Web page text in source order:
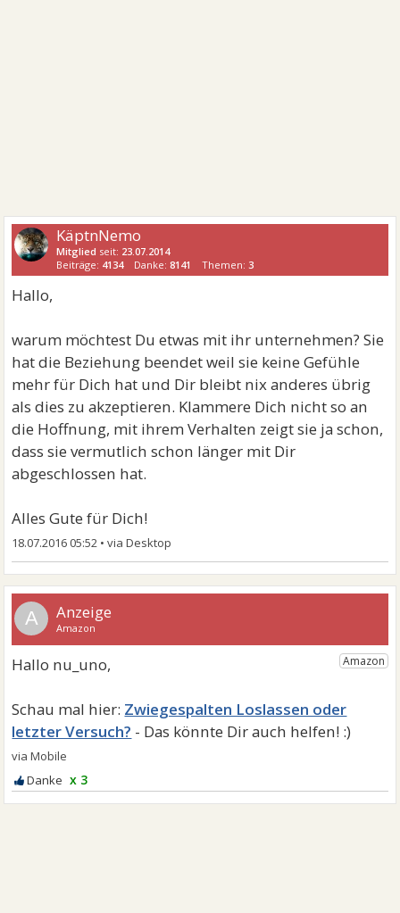
KäptnNemo
Mitglied seit: 23.07.2014
Beiträge: 4134 Danke:8141 Themen:3
Hallo,
warum möchtest Du etwas mit ihr unternehmen? Sie
hat die Beziehung beendet weil sie keine Gefühle
mehr für Dich hat und Dir bleibt nix anderes übrig
als dies zu akzeptieren. Klammere Dich nicht so an
die Hoffnung, mit ihrem Verhalten zeigt sie ja schon,
dass sie vermutlich schon länger mit Dir
abgeschlossen hat.
Alles Gute für Dich!
18.07.2016 05:52 •
A
Zwiegespalten Loslassen oder
letzter Versuch?
x 3